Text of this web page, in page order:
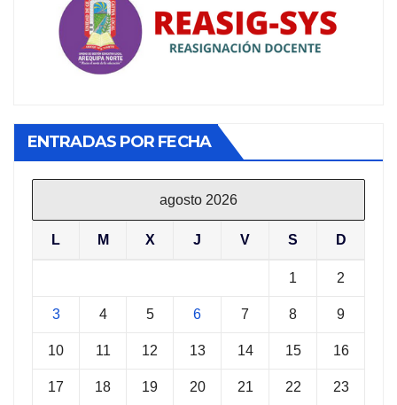
ENTRADAS POR FECHA
agosto 2026
L M X J V S D
1 2
3 4 5 6 7 8 9
10 11 12 13 14 15 16
17 18 19 20 21 22 23